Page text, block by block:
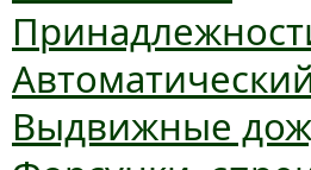
Выдвижные